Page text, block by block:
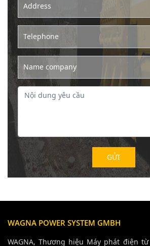
Address
Telephone
Name company
WAGNA POWER SYSTEM GMBH
WAGNA, Thương hiệu Máy phát điện